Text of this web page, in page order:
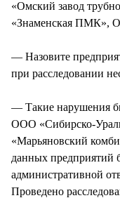
«Омский завод
«Знаменская ПМК»,
— Назовите
при расследовании
— Такие нарушения
ООО «Сибирско-
«Марьяновский
данных предприятий
административной
Проведено